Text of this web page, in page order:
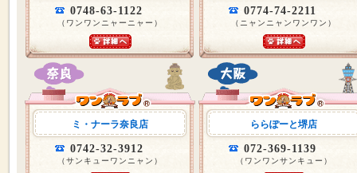
0748-63-1122
（ワンワンニャーニャー）
0774-74-2211
（ニャンニャンワンワン）
ミ・ナーラ奈良店
0742-32-3912
（サンキューワンニャン）
ららぽーと堺店
072-369-1139
（ワンワンサンキュー）